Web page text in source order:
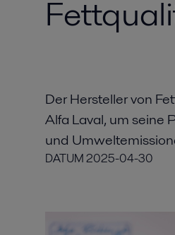
Der Hersteller von
Alfa Laval, um seine
und
DATUM2025-04-30